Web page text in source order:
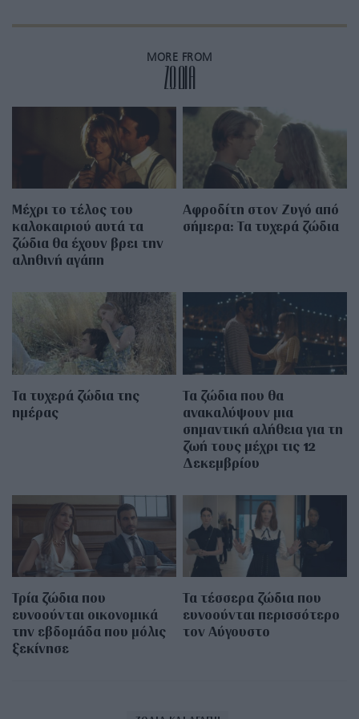
MORE FROM
ZΩΔΙΑ
Μέχρι το τέλος του
καλοκαιριού αυτά τα
ζώδια θα έχουν βρει την
αληθινή αγάπη
Αφροδίτη στον Ζυγό από
σήμερα: Τα τυχερά ζώδια
Τα τυχερά ζώδια της
ημέρας
Τα ζώδια που θα
ανακαλύψουν μια
σημαντική αλήθεια για τη
ζωή τους μέχρι τις 12
Δεκεμβρίου
Τρία ζώδια που
ευνοούνται οικονομικά
την εβδομάδα που μόλις
ξεκίνησε
Τα τέσσερα ζώδια που
ευνοούνται περισσότερο
τον Αύγουστο